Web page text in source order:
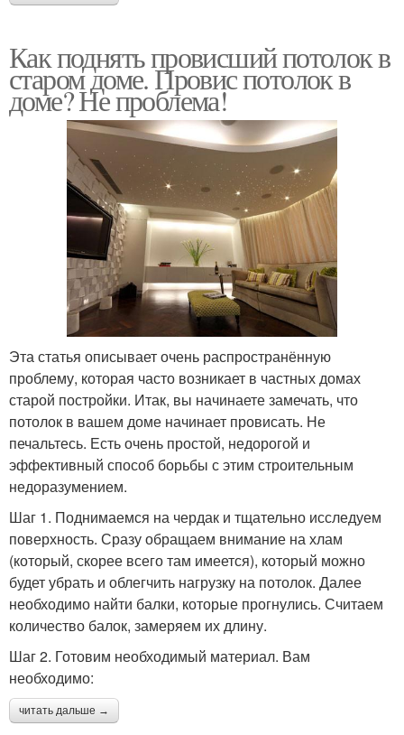
Как поднять провисший потолок в
старом доме. Провис потолок в
доме? Не проблема!
Эта статья описывает очень распространённую
проблему, которая часто возникает в частных домах
старой постройки. Итак, вы начинаете замечать, что
потолок в вашем доме начинает провисать. Не
печальтесь. Есть очень простой, недорогой и
эффективный способ борьбы с этим строительным
недоразумением.
Шаг 1. Поднимаемся на чердак и тщательно исследуем
поверхность. Сразу обращаем внимание на хлам
(который, скорее всего там имеется), который можно
будет убрать и облегчить нагрузку на потолок. Далее
необходимо найти балки, которые прогнулись. Считаем
количество балок, замеряем их длину.
Шаг 2. Готовим необходимый материал. Вам
необходимо:
читать дальше →